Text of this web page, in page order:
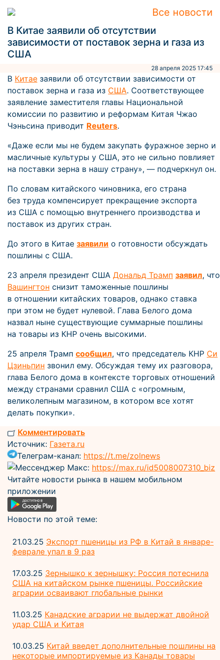
Все новости
В Китае заявили об отсутствии
зависимости от поставок зерна и газа из
США
28 апреля 2025 17:45
В Китае заявили об отсутствии зависимости от
поставок зерна и газа из США. Соответствующее
заявление заместителя главы Национальной
комиссии по развитию и реформам Китая Чжао
Чэньсина приводит Reuters.
«Даже если мы не будем закупать фуражное зерно и
масличные культуры у США, это не сильно повлияет
на поставки зерна в нашу страну», — подчеркнул он.
По словам китайского чиновника, его страна
без труда компенсирует прекращение экспорта
из США с помощью внутреннего производства и
поставок из других стран.
До этого в Китае заявили о готовности обсуждать
пошлины с США.
23 апреля президент США Дональд Трамп заявил, что
Вашингтон снизит таможенные пошлины
в отношении китайских товаров, однако ставка
при этом не будет нулевой. Глава Белого дома
назвал ныне существующие суммарные пошлины
на товары из КНР очень высокими.
25 апреля Трамп сообщил, что председатель КНР Си
Цзиньпин звонил ему. Обсуждая тему их разговора,
глава Белого дома в контексте торговых отношений
между странами сравнил США с «огромным,
великолепным магазином, в котором все хотят
делать покупки».
Комментировать
Источник: Газета.ru
Телеграм-канал: https://t.me/zolnews
Мессенджер Макс: https://max.ru/id5008007310_biz
Читайте новости рынка в нашем мобильном
приложении
Новости по этой теме:
21.03.25 Экспорт пшеницы из РФ в Китай в январе-
феврале упал в 9 раз
17.03.25 Зернышко к зернышку: Россия потеснила
США на китайском рынке пшеницы. Российские
аграрии осваивают глобальные рынки
11.03.25 Канадские аграрии не выдержат двойной
удар США и Китая
10.03.25 Китай введет дополнительные пошлины на
некоторые импортируемые из Канады товары